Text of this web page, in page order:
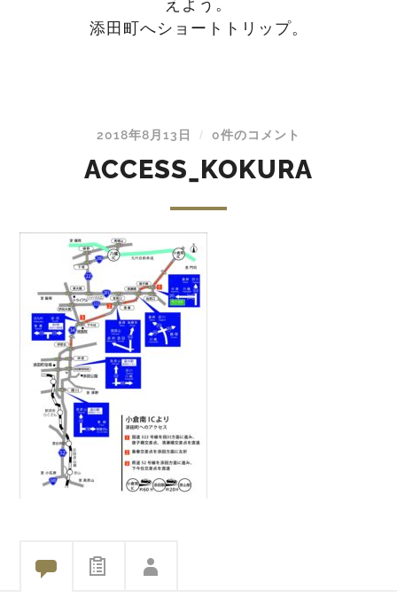
添田町へショートトリップ。
2018年8月13日 / 0件のコメント
ACCESS_KOKURA